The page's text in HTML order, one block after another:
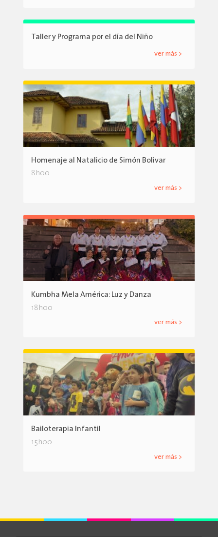
Taller y Programa por el día del Niño
ver más >
Homenaje al Natalicio de Simón Bolivar
8h00
ver más >
Kumbha Mela América: Luz y Danza
18h00
ver más >
Bailoterapia Infantil
15h00
ver más >